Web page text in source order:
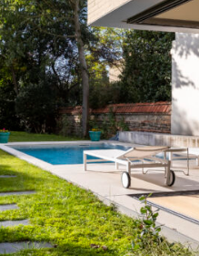
Villa – Avenue Victor
d’une extension et
à Toulouse